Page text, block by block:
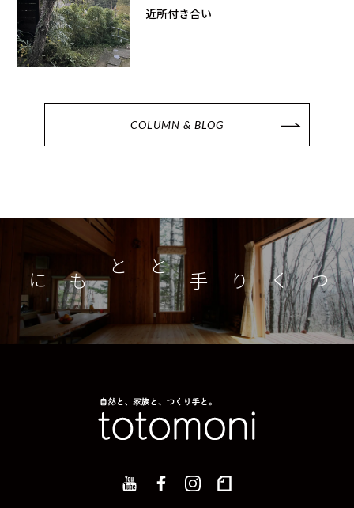
近所付き合い
COLUMN & BLOG
つくり手とともに